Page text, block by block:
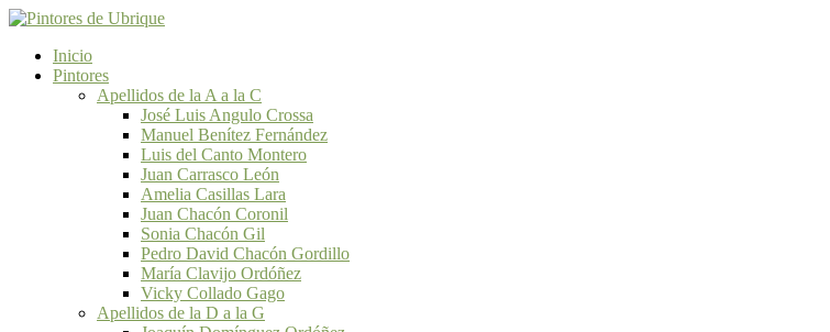
Inicio
Pintores
Apellidos de la A a la C
José Luis Angulo Crossa
Manuel Benítez Fernández
Luis del Canto Montero
Juan Carrasco León
Amelia Casillas Lara
Juan Chacón Coronil
Sonia Chacón Gil
Pedro David Chacón Gordillo
María Clavijo Ordóñez
Vicky Collado Gago
Apellidos de la D a la G